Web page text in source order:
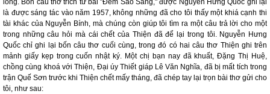
lòng. Bốn câu thơ trích từ bài "Đêm Sao Sáng," được Nguyễn Hưng Quốc ghi lại
là được sáng tác vào năm 1957, không những đã cho tôi thấy một khiá cạnh thi
tài khác của Nguyễn Bính, mà chúng còn giúp tôi tìm ra một câu trả lời cho một
trong những câu hỏi mà cái chết của Thiện đã để lại trong tôi. Nguyễn Hưng
Quốc chỉ ghi lại bốn câu thơ cuối cùng, trong đó có hai câu thơ Thiện ghi trên
mảnh giấy kẹp trong cuốn nhật ký. Một chị bạn nay đã khuất, Đặng Thị Huệ,
chồng cùng khoá với Thiện, Đại úy Thiết giáp Lê Văn Nghĩa, đã bị mất tích trong
trận Quế Sơn trước khi Thiện chết mấy tháng, đã chép tay lại trọn bài thơ gửi cho
tôi, như sau: